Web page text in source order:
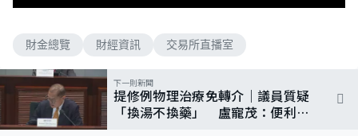
財金總覽 財經資訊 交易所直播室
下一則新聞
提修例物理治療免轉介｜議員質疑
「換湯不換藥」 盧寵茂：便利病